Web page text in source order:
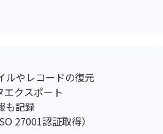
ルやレコードの復元
エクスポート
も記録
27001認証取得）